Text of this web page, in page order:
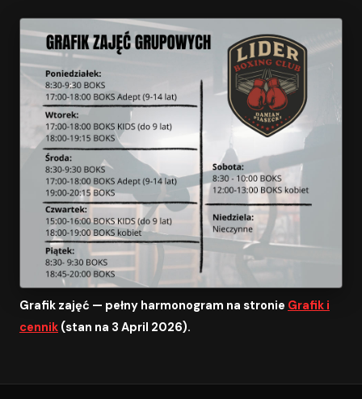
Grafik zajęć — pełny harmonogram na stronie Grafik i
cennik (stan na 3 April 2026).